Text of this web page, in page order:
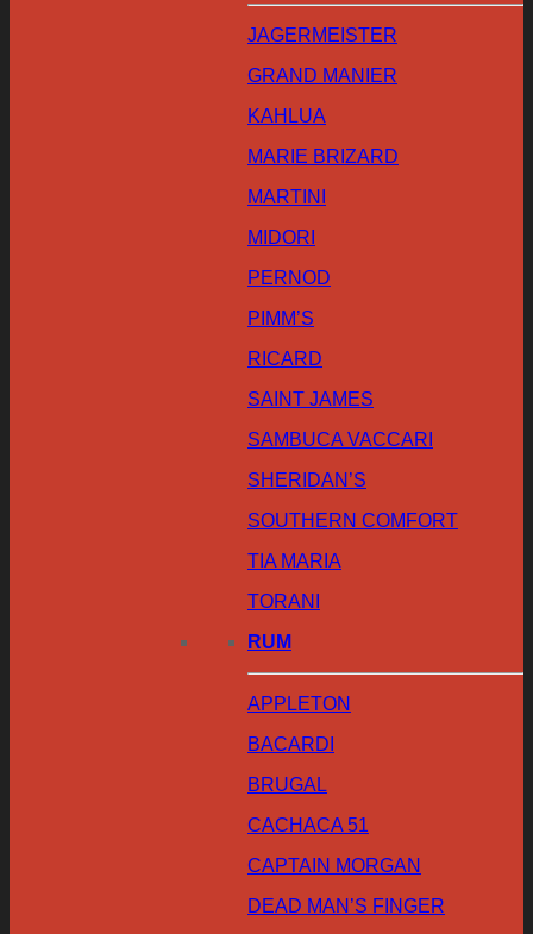
JAGERMEISTER
GRAND MANIER
KAHLUA
MARIE BRIZARD
MARTINI
MIDORI
PERNOD
PIMM’S
RICARD
SAINT JAMES
SAMBUCA VACCARI
SHERIDAN’S
SOUTHERN COMFORT
TIA MARIA
TORANI
RUM
APPLETON
BACARDI
BRUGAL
CACHACA 51
CAPTAIN MORGAN
DEAD MAN’S FINGER